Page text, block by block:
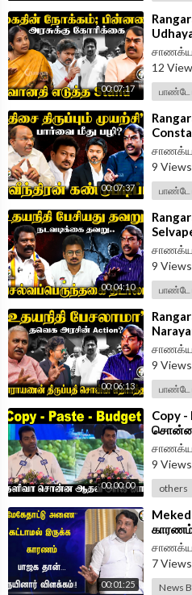
00:07:17
|
12
பாண்டே
00:07:37
DMK |
9 Views
பாண்டே
00:04:10
Arrest
Stalin
9 Views
பாண்டே
00:06:13
DMK |
9 Views
பாண்டே
00:00:00
⁣Copy
சொன்ன
9 Views
others
00:01:25
காரணம்
| CM
7 Views
News